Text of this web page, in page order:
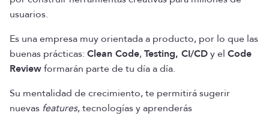
usuarios.
Es una empresa muy orientada a producto, por lo que las
buenas prácticas: Clean Code,Testing, CI/CDy el Code
Reviewformarán parte de tu día a día.
Su mentalidad de crecimiento, te permitirá sugerir
nuevas features, tecnologías y aprenderás